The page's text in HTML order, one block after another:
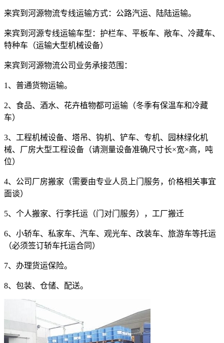
来宾到河源物流专线运输方式：公路汽运、陆陆运输。
来宾到河源专线运输车型：护栏车、平板车、敞车、冷藏车、
特种车（运输大型机械设备）
来宾到河源物流公司业务承接范围：
1 、普通货物运输。
2、食品、酒水、花卉植物都可运输（冬季有保温车和冷藏
车）
3、工程机械设备、塔吊、钩机、铲车、专机、园林绿化机
械、厂房大型工程设备（请测量设备准确尺寸长×宽×高，吨
位）
4、公司厂房搬家（需要由专业人员上门服务，价格相关事宜
面谈）
5、个人搬家、行李托运（门对门服务），工厂搬迁
6、小轿车、私家车、汽车、观光车、改装车、旅游车等托运
（必须签订轿车托运合同）
7、办理货运保险。
8、包装、仓储、配送。